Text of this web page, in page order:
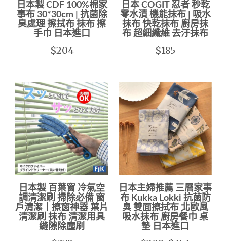
日本製 CDF 100%棉家
事布 30*30cm | 抗菌除
臭處理 擦拭布 抹布 擦
手巾 日本進口
$204
日本 COGIT 忍者 秒乾
零水漬 機能抹布 | 吸水
抹布 快乾抹布 廚房抹
布 超細纖維 去汙抹布
$185
日本製 百葉窗 冷氣空
調清潔刷 掃除必備 窗
戶清潔｜擦窗神器 葉片
清潔刷 抹布 清潔用具
縫隙除塵刷
日本主婦推薦 三層家事
布 Kukka Lokki 抗菌防
臭 雙面擦拭布 北歐風
吸水抹布 廚房餐巾 桌
墊 日本進口